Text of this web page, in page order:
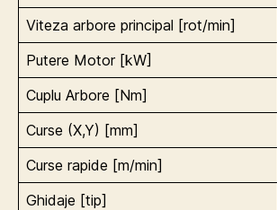
Viteza arbore principal [rot/min]
Putere Motor [kW]
Cuplu Arbore [Nm]
Curse (X,Y) [mm]
Curse rapide [m/min]
Ghidaje [tip]